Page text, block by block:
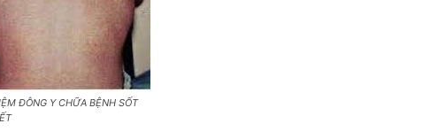
ĐÔNG Y CHỮA BỆNH SỐT